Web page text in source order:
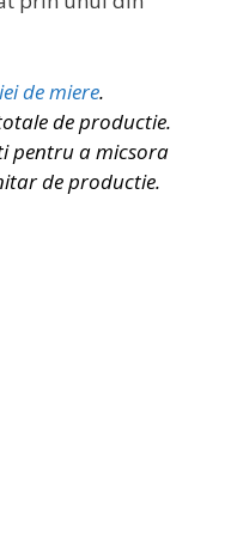
de miere.
de productie.
pentru a micsora
de productie.